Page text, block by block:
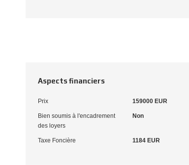
Aspects financiers
Prix 159000 EUR
Bien soumis à l'encadrement
des loyers
Non
Taxe Foncière 1184 EUR